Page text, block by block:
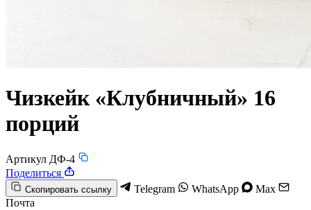
Чизкейк «Клубничный» 16
порций
Артикул ДФ-4
Поделиться
Скопировать ссылку Telegram WhatsApp
Max
Почта